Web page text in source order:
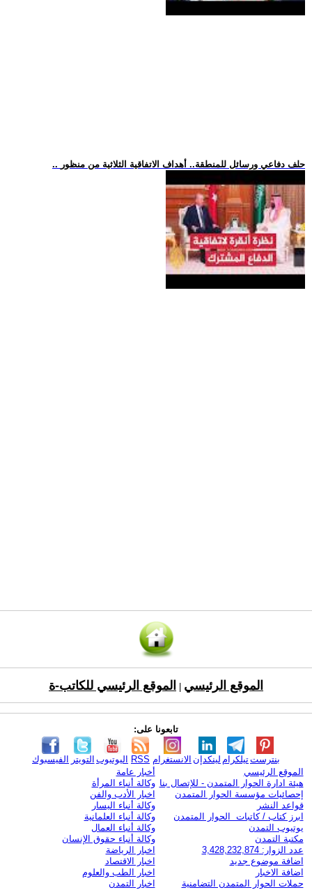
.. حلف دفاعي ورسائل للمنطقة.. أهداف الاتفاقية الثلاثية من منظور
الموقع الرئيسي الموقع الرئيسي للكاتب-ة
تابعونا على:
الفيسبوك التويتر اليوتيوب RSS الانستغرام لينكدإن تيلكرامبنترست
الموقع الرئيسي
هيئة ادارة الحوار المتمدن - للإتصال بنا
إحصائيات مؤسسة الحوار المتمدن
قواعد النشر
ابرز كتاب / كاتبات الحوار المتمدن
يوتيوب التمدن
مكتبة التمدن
عدد الزوار: 3,428,232,874
اضافة موضوع جديد
اضافة الاخبار
حملات الحوار المتمدن التضامنية
أخبار عامة
وكالة أنباء المرأة
اخبار الأدب والفن
وكالة أنباء اليسار
وكالة أنباء العلمانية
وكالة أنباء العمال
وكالة أنباء حقوق الإنسان
اخبار الرياضة
اخبار الاقتصاد
اخبار الطب والعلوم
اخبار التمدن